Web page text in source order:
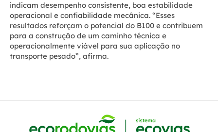
indicam desempenho consistente, boa estabilidade
operacional e confiabilidade mecânica. “Esses
resultados reforçam o potencial do B100 e contribuem
para a construção de um caminho técnica e
operacionalmente viável para sua aplicação no
transporte pesado”, afirma.